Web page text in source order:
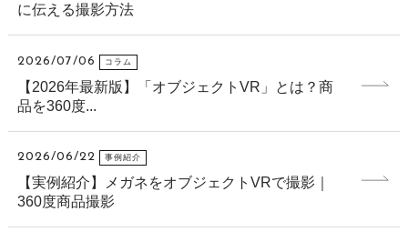
に伝える撮影方法
2026/07/06 コラム
【2026年最新版】「オブジェクトVR」とは？商
品を360度...
2026/06/22 事例紹介
【実例紹介】メガネをオブジェクトVRで撮影｜
360度商品撮影